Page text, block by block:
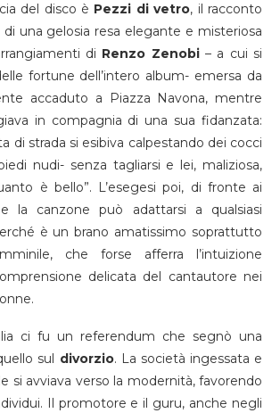
del disco è Pezzi di vetro, il racconto
una gelosia resa elegante e misteriosa
di Renzo Zenobi– a cui si
fortune dell’intero album- emersa da
accaduto a Piazza Navona, mentre
in compagnia di una sua fidanzata:
di strada si esibiva calpestando dei cocci
nudi- senza tagliarsi e lei, maliziosa,
è bello”. L’esegesi poi, di fronte ai
la canzone può adattarsi a qualsiasi
è un brano amatissimo soprattutto
che forse afferra l’intuizione
delicata del cantautore nei
ci fu un referendum che segnò una
sul divorzio. La società ingessata e
si avviava verso la modernità, favorendo
Il promotore e il guru, anche negli